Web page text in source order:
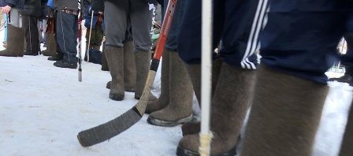
Перейти к основному содержанию